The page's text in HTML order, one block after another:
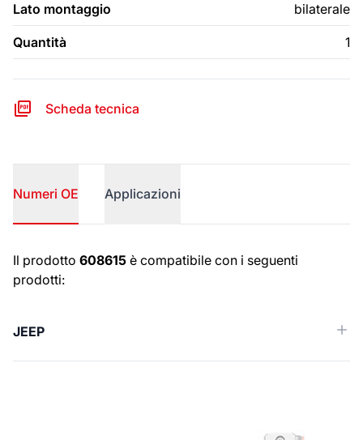
Lato montaggio bilaterale
Quantità 1
Scheda tecnica
Numeri OE Applicazioni
Numeri OE
Il prodotto 608615 è compatibile con i seguenti
prodotti:
JEEP